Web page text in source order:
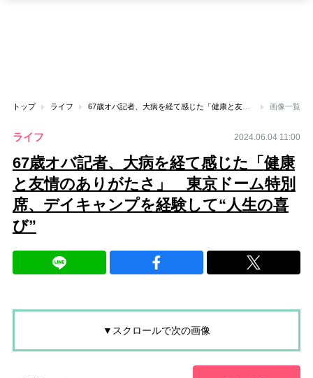
トップ ライフ 67歳オバ記者、大病を経て感じた「健康と友情のありがたさ」 東京ドーム特別席、デイキャンプを経験して“人生の喜び” 画像一覧
ライフ 2024.06.04 11:00
67歳オバ記者、大病を経て感じた「健康
と友情のありがたさ」 東京ドーム特別
席、デイキャンプを経験して“人生の喜
び”
▼スクロールで次の画像